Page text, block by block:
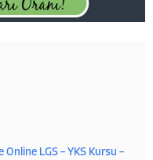
LGS – YKS Kursu –